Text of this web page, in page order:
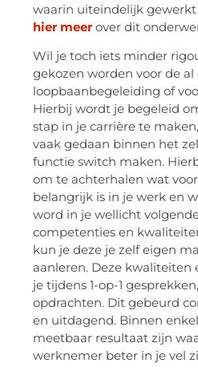
waarin uiteindelijk gewerkt
hier meerover dit
Wil je toch iets minder
gekozen worden voor de
loopbaanbegeleiding of
Hierbij wordt je begeleid
stap in je carrière te
vaak gedaan binnen het
functie switch maken.
om te achterhalen wat
belangrijk is in je werk en
word in je wellicht
competenties en
kun je deze je zelf eigen
aanleren. Deze kwaliteiten
je tijdens 1-op-1
opdrachten. Dit gebeurd
en uitdagend. Binnen
meetbaar resultaat zijn
werknemer beter in je vel